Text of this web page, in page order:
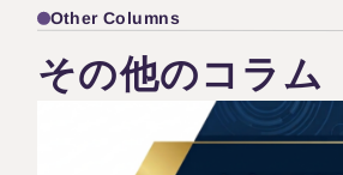
Other Columns
その他のコラム